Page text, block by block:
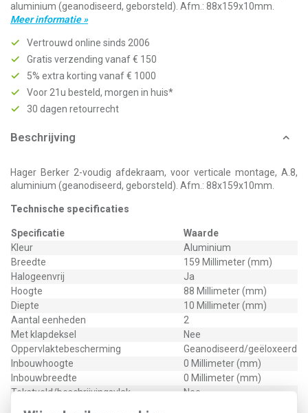
aluminium (geanodiseerd, geborsteld). Afm.: 88x159x10mm.
Meer informatie »
Vertrouwd online sinds 2006
Gratis verzending vanaf € 150
5% extra korting vanaf € 1000
Voor 21u besteld, morgen in huis*
30 dagen retourrecht
Beschrijving
Hager Berker 2-voudig afdekraam, voor verticale montage, A.8,
aluminium (geanodiseerd, geborsteld). Afm.: 88x159x10mm.
Technische specificaties
Specificatie
Waarde
Kleur
Aluminium
Breedte
159 Millimeter (mm)
Halogeenvrij
Ja
Hoogte
88 Millimeter (mm)
Diepte
10 Millimeter (mm)
Aantal eenheden
2
Met klapdeksel
Nee
Oppervlaktebescherming
Geanodiseerd/geëloxeerd
Inbouwhoogte
0 Millimeter (mm)
Inbouwbreedte
0 Millimeter (mm)
Tekstveld/beschrijvingsvlak
Nee